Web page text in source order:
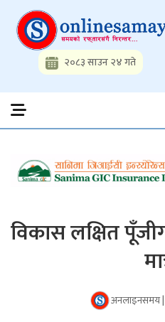
content
Onlinesamaya.com
Nepal News Portal, Business,
Politics, Science, Technology,
Watch, Movies
२०८३ साउन २४ गते
विकास लक्षित
अनलाइनसमय |